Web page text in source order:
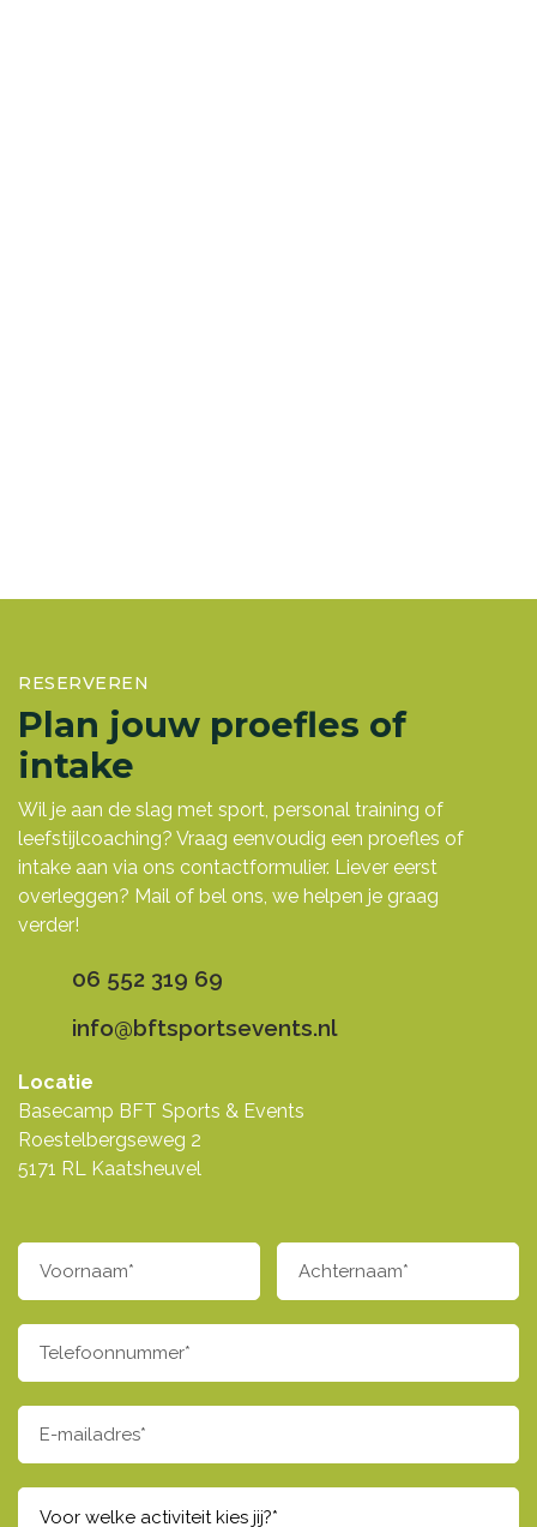
RESERVEREN
Plan jouw proefles of
intake
Wil je aan de slag met sport, personal training of
leefstijlcoaching? Vraag eenvoudig een proefles of
intake aan via ons contactformulier. Liever eerst
overleggen? Mail of bel ons, we helpen je graag
verder!
06 552 319 69
info@bftsportsevents.nl
Locatie
Basecamp BFT Sports & Events
Roestelbergseweg 2
5171 RL Kaatsheuvel